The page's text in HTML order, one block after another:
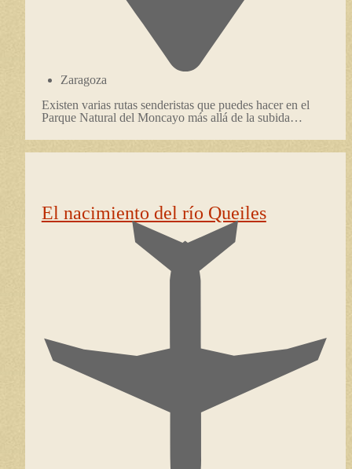
Zaragoza
Existen varias rutas senderistas que puedes hacer en el
Parque Natural del Moncayo más allá de la subida…
El nacimiento del río Queiles